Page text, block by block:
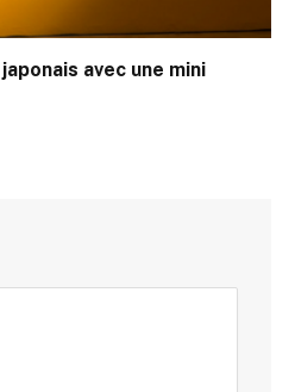
avec une mini